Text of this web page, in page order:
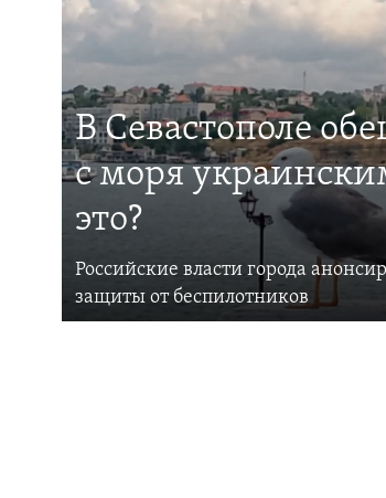
В Севастополе
с моря
это?
Российские власти города
защиты от беспилотников